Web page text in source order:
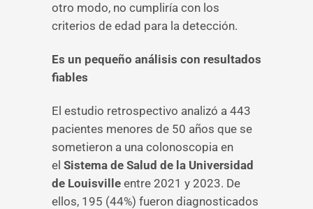
otro modo, no cumpliría con los
criterios de edad para la detección.
Es un pequeño análisis con resultados
fiables
El estudio retrospectivo analizó a 443
pacientes menores de 50 años que se
sometieron a una colonoscopia en
el Sistema de Salud de la Universidad
de Louisville entre 2021 y 2023. De
ellos, 195 (44%) fueron diagnosticados